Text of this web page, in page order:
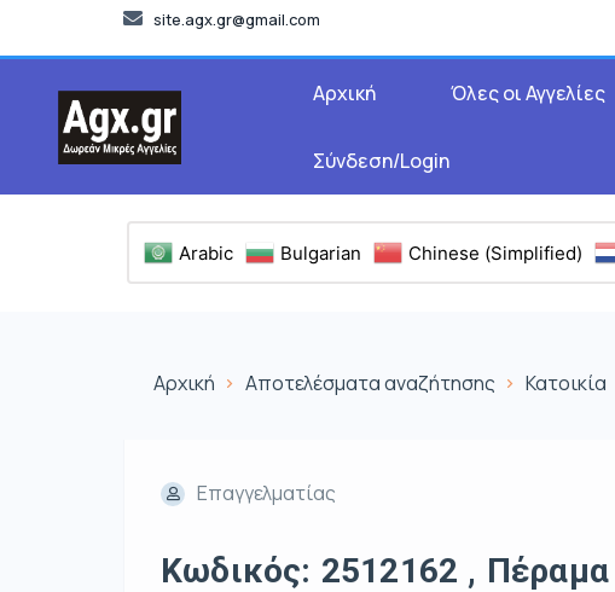
site.agx.gr@gmail.com
Αρχική Όλες οι Αγγελίες
Σύνδεση/Login
Arabic Bulgarian Chinese (Simplified)
Αρχική Αποτελέσματα αναζήτησης Κατοικία
Επαγγελματίας
Κωδικός: 2512162 ,